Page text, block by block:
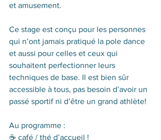
et amusement.
Ce stage est conçu pour les personnes
qui n’ont jamais pratiqué la pole dance
et aussi pour celles et ceux qui
souhaitent perfectionner leurs
techniques de base. Il est bien sûr
accessible à tous, pas besoin d’avoir un
passé sportif ni d’être un grand athlète!
Au programme :
☕️ café / thé d’accueil !